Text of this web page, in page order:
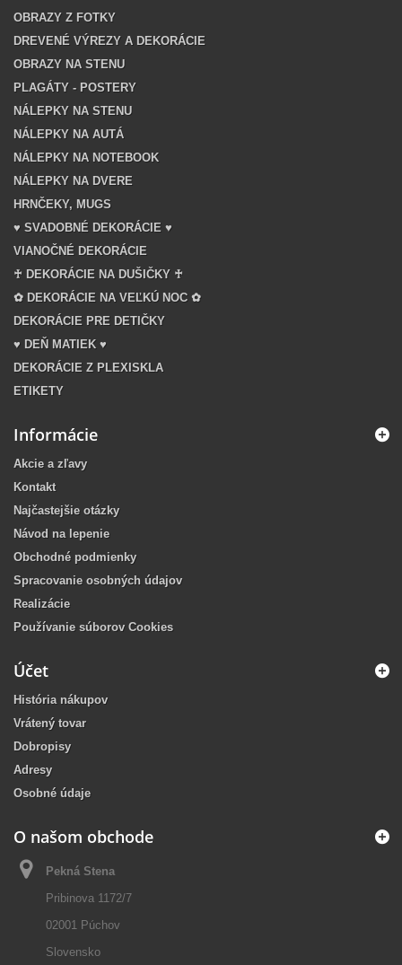
OBRAZY Z FOTKY
DREVENÉ VÝREZY A DEKORÁCIE
OBRAZY NA STENU
PLAGÁTY - POSTERY
NÁLEPKY NA STENU
NÁLEPKY NA AUTÁ
NÁLEPKY NA NOTEBOOK
NÁLEPKY NA DVERE
HRNČEKY, MUGS
♥ SVADOBNÉ DEKORÁCIE ♥
VIANOČNÉ DEKORÁCIE
♰ DEKORÁCIE NA DUŠIČKY ♰
✿ DEKORÁCIE NA VEĽKÚ NOC ✿
DEKORÁCIE PRE DETIČKY
♥ DEŇ MATIEK ♥
DEKORÁCIE Z PLEXISKLA
ETIKETY
Informácie
Akcie a zľavy
Kontakt
Najčastejšie otázky
Návod na lepenie
Obchodné podmienky
Spracovanie osobných údajov
Realizácie
Používanie súborov Cookies
Účet
História nákupov
Vrátený tovar
Dobropisy
Adresy
Osobné údaje
O našom obchode
Pekná Stena
Pribinova 1172/7
02001 Púchov
Slovensko